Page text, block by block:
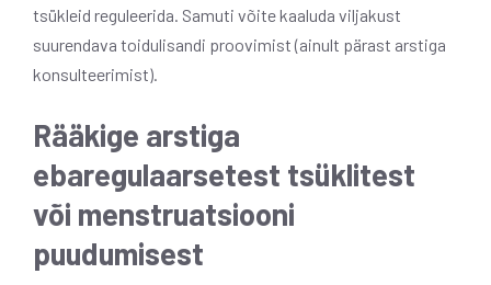
tsükleid reguleerida. Samuti võite kaaluda viljakust
suurendava toidulisandi proovimist (ainult pärast arstiga
konsulteerimist).
Rääkige arstiga
ebaregulaarsetest tsüklitest
või menstruatsiooni
puudumisest